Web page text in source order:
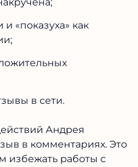
«показуха» как
в сети.
Андрея
в комментариях. Это
избежать работы с